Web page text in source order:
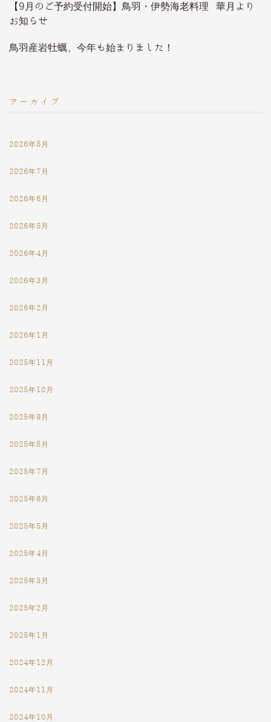
【9月のご予約受付開始】鳥羽・伊勢海老料理 華月より
お知らせ
鳥羽産岩牡蠣、今年も始まりました！
アーカイブ
2026年8月
2026年7月
2026年6月
2026年5月
2026年4月
2026年3月
2026年2月
2026年1月
2025年11月
2025年10月
2025年9月
2025年8月
2025年7月
2025年6月
2025年5月
2025年4月
2025年3月
2025年2月
2025年1月
2024年12月
2024年11月
2024年10月